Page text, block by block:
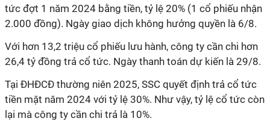
tức đợt 1 năm 2024 bằng tiền, tỷ lệ 20% (1 cổ phiếu nhận
2.000 đồng). Ngày giao dịch không hưởng quyền là 6/8.
Với hơn 13,2 triệu cổ phiếu lưu hành, công ty cần chi hơn
26,4 tỷ đồng trả cổ tức. Ngày thanh toán dự kiến là 29/8.
Tại ĐHĐCĐ thường niên 2025, SSC quyết định trả cổ tức
tiền mặt năm 2024 với tỷ lệ 30%. Như vậy, tỷ lệ cổ tức còn
lại mà công ty cần chi trả là 10%.